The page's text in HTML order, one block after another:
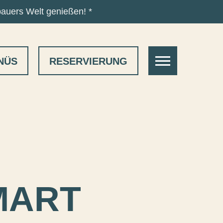
Welt genießen! *
RESERVIERUNG
NAVIGATION
ÖFFNEN